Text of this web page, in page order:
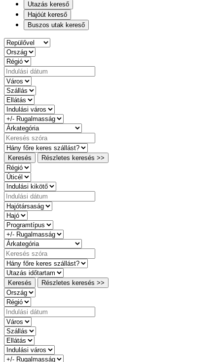
Utazás kereső
Hajóút kereső
Buszos utak kereső
Keresés Részletes keresés >>
Keresés Részletes keresés >>